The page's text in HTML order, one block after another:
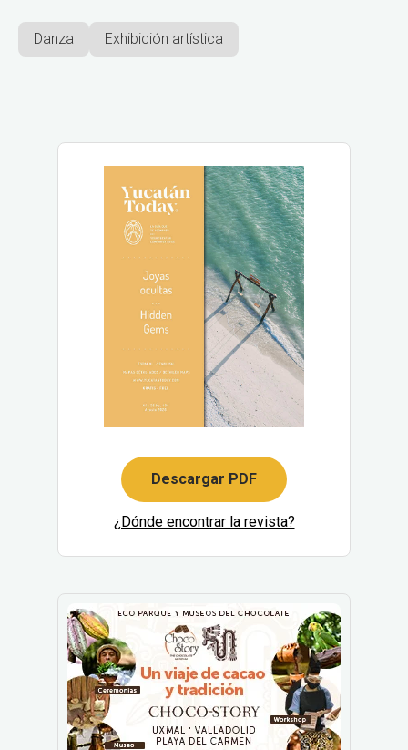
Danza Exhibición artística
Descargar PDF
¿Dónde encontrar la revista?